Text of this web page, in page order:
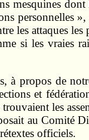
mesquines
personnelles
les attaques les
si les vraies
à propos de
et
les
au Comité
officiels.